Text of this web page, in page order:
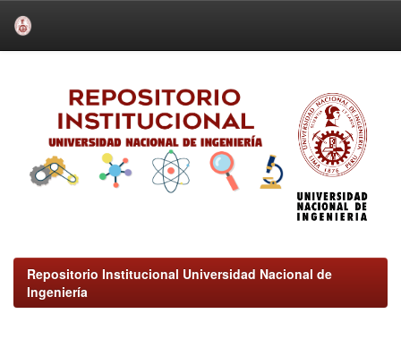
Repositorio Institucional Universidad Nacional de
Ingeniería